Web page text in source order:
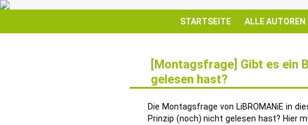
STARTSEITE ALLE AUTOREN
[Montagsfrage] Gibt es ein
gelesen hast?
Die Montagsfrage von LiBROMANiE in
Prinzip (noch) nicht gelesen hast? Hier